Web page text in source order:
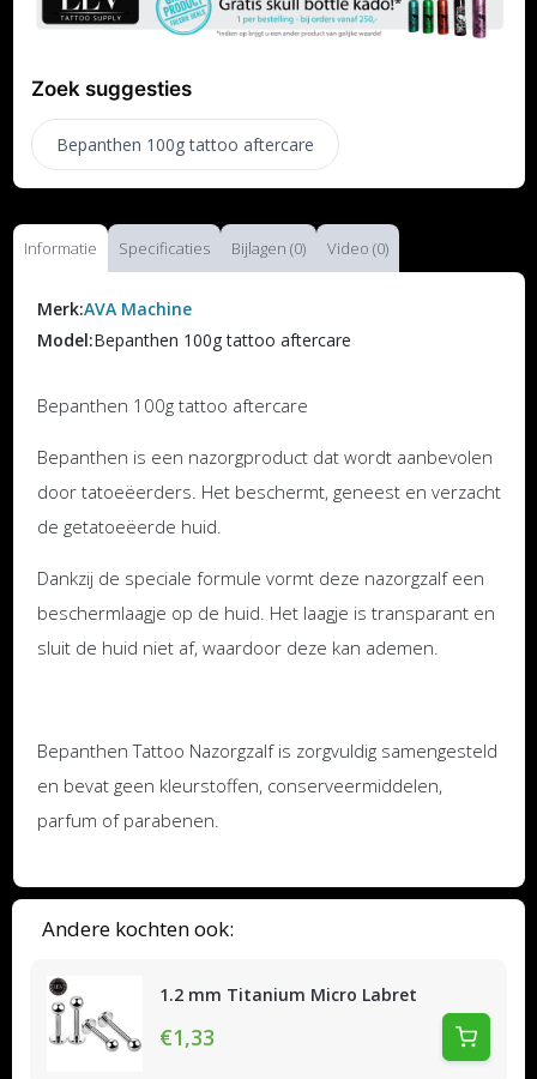
Andere kochten ook:
1.2 mm Titanium Micro Labret
€1,33
Zoek suggesties
Bepanthen 100g tattoo aftercare
Informatie Specificaties Bijlagen (0) Video (0)
Merk:AVA Machine
Model:Bepanthen 100g tattoo aftercare
Bepanthen 100g tattoo aftercare
Bepanthen is een nazorgproduct dat wordt aanbevolen
door tatoeëerders. Het beschermt, geneest en verzacht
de getatoeëerde huid.
Dankzij de speciale formule vormt deze nazorgzalf een
beschermlaagje op de huid. Het laagje is transparant en
sluit de huid niet af, waardoor deze kan ademen.
Bepanthen Tattoo Nazorgzalf is zorgvuldig samengesteld
en bevat geen kleurstoffen, conserveermiddelen,
parfum of parabenen.